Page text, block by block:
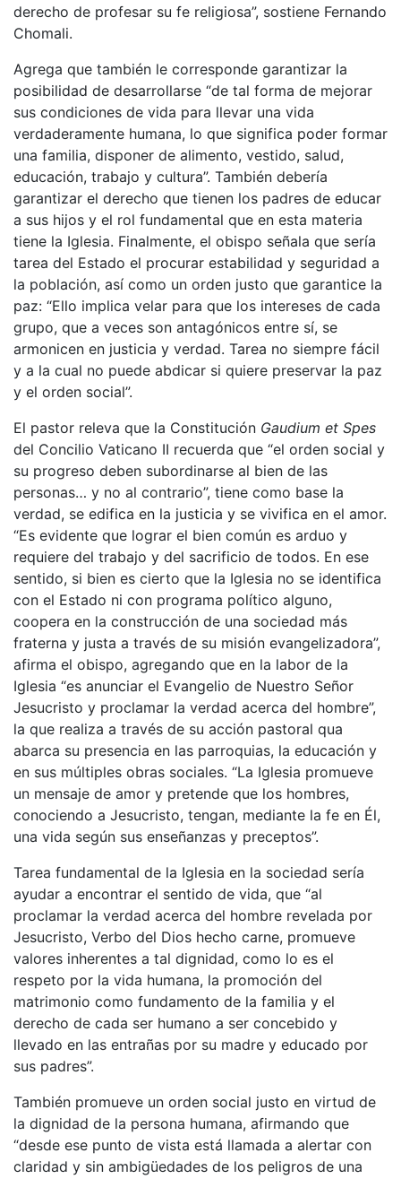
derecho de profesar su fe religiosa”, sostiene Fernando
Chomali.
Agrega que también le corresponde garantizar la
posibilidad de desarrollarse “de tal forma de mejorar
sus condiciones de vida para llevar una vida
verdaderamente humana, lo que significa poder formar
una familia, disponer de alimento, vestido, salud,
educación, trabajo y cultura”. También debería
garantizar el derecho que tienen los padres de educar
a sus hijos y el rol fundamental que en esta materia
tiene la Iglesia. Finalmente, el obispo señala que sería
tarea del Estado el procurar estabilidad y seguridad a
la población, así como un orden justo que garantice la
paz: “Ello implica velar para que los intereses de cada
grupo, que a veces son antagónicos entre sí, se
armonicen en justicia y verdad. Tarea no siempre fácil
y a la cual no puede abdicar si quiere preservar la paz
y el orden social”.
El pastor releva que la Constitución Gaudium et Spes
del Concilio Vaticano II recuerda que “el orden social y
su progreso deben subordinarse al bien de las
personas… y no al contrario”, tiene como base la
verdad, se edifica en la justicia y se vivifica en el amor.
“Es evidente que lograr el bien común es arduo y
requiere del trabajo y del sacrificio de todos. En ese
sentido, si bien es cierto que la Iglesia no se identifica
con el Estado ni con programa político alguno,
coopera en la construcción de una sociedad más
fraterna y justa a través de su misión evangelizadora”,
afirma el obispo, agregando que en la labor de la
Iglesia “es anunciar el Evangelio de Nuestro Señor
Jesucristo y proclamar la verdad acerca del hombre”,
la que realiza a través de su acción pastoral qua
abarca su presencia en las parroquias, la educación y
en sus múltiples obras sociales. “La Iglesia promueve
un mensaje de amor y pretende que los hombres,
conociendo a Jesucristo, tengan, mediante la fe en Él,
una vida según sus enseñanzas y preceptos”.
Tarea fundamental de la Iglesia en la sociedad sería
ayudar a encontrar el sentido de vida, que “al
proclamar la verdad acerca del hombre revelada por
Jesucristo, Verbo del Dios hecho carne, promueve
valores inherentes a tal dignidad, como lo es el
respeto por la vida humana, la promoción del
matrimonio como fundamento de la familia y el
derecho de cada ser humano a ser concebido y
llevado en las entrañas por su madre y educado por
sus padres”.
También promueve un orden social justo en virtud de
la dignidad de la persona humana, afirmando que
“desde ese punto de vista está llamada a alertar con
claridad y sin ambigüedades de los peligros de una